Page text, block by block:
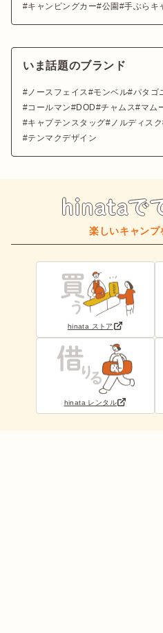
キャンピングカー 公園 手ぶらキ
いま話題のブランド
ノースフェイス モンベル パタゴ
コールマン
DOD チャムス マム
キャプテンスタッグ
ノルディスク
テンマクデザイン
楽しいキャンプ
hinata ストア
hinata レンタル